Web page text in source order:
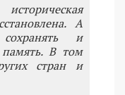
А
и
память. В том
стран и